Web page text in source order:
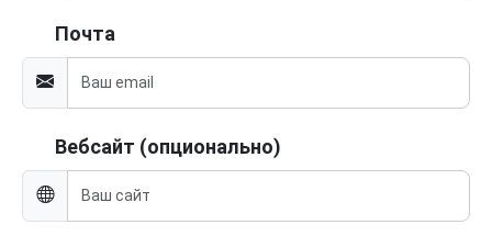
Почта
Вебсайт (опционально)